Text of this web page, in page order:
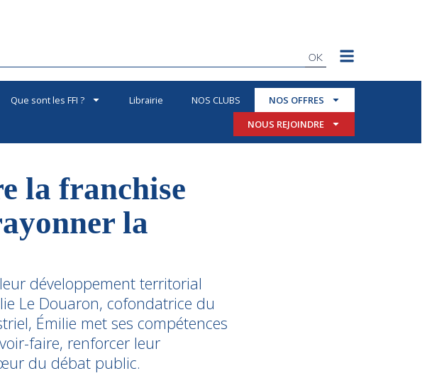
OK
Que sont les FFI ? Librairie NOS CLUBS
NOS OFFRES
NOUS REJOINDRE
la franchise
la
développement territorial
Le Douaron, cofondatrice du
Émilie met ses compétences
faire, renforcer leur
du débat public.